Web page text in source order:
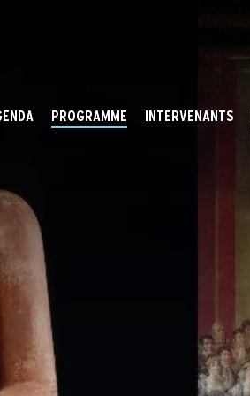
PROGRAMME INTERVENANTS